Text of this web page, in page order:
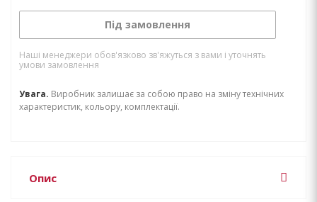
Під замовлення
Наші менеджери обов'язково зв'яжуться з вами і уточнять
умови замовлення
Увага. Виробник залишає за собою право на зміну технічних
характеристик, кольору, комплектації.
Опис